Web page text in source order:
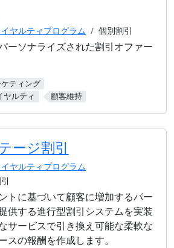
イヤルティプログラム 個別割引
ーソナライズされた割引オファー
ティング
ヤルティ 顧客維持
ージ割引
イヤルティプログラム
トに基づいて顧客に増加するパー
供する進行型割引システムを実装
サービスで引き換え可能な柔軟な
スの報酬を作成します。